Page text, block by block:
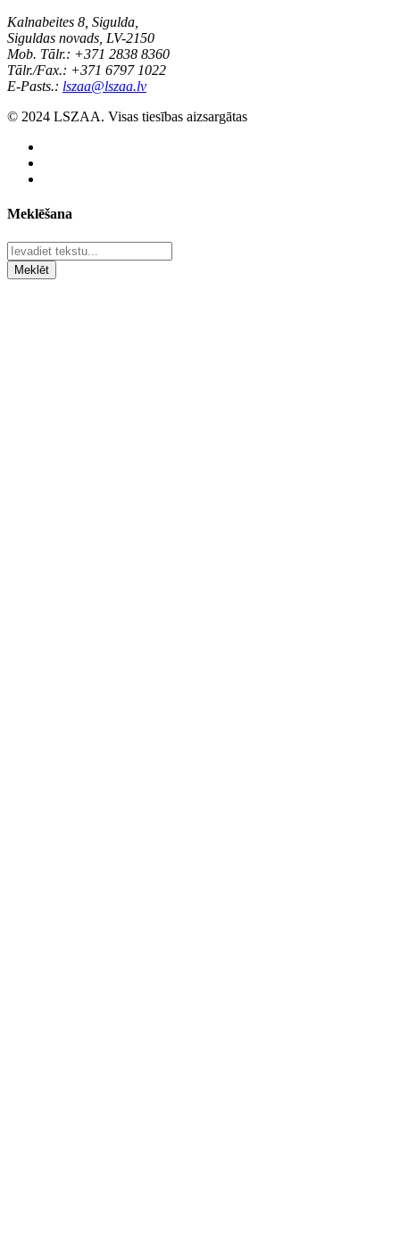
Kalnabeites 8, Sigulda,
Siguldas novads, LV-2150
Mob. Tālr.: +371 2838 8360
Tālr./Fax.: +371 6797 1022
E-Pasts.: lszaa@lszaa.lv
© 2024 LSZAA. Visas tiesības aizsargātas
Meklēšana
Meklēt